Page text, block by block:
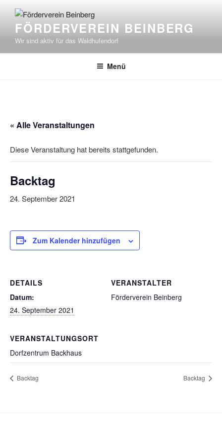
Inhalt
springenFÖRDERVEREIN BEINBERG
Wir sind aktiv für das Waldhufendorf
Menü
« Alle Veranstaltungen
Diese Veranstaltung hat bereits stattgefunden.
Backtag
24. September 2021
Zum Kalender hinzufügen
DETAILS
Datum:
24. September 2021
VERANSTALTER
Förderverein Beinberg
VERANSTALTUNGSORT
Dorfzentrum Backhaus
Backtag Backtag